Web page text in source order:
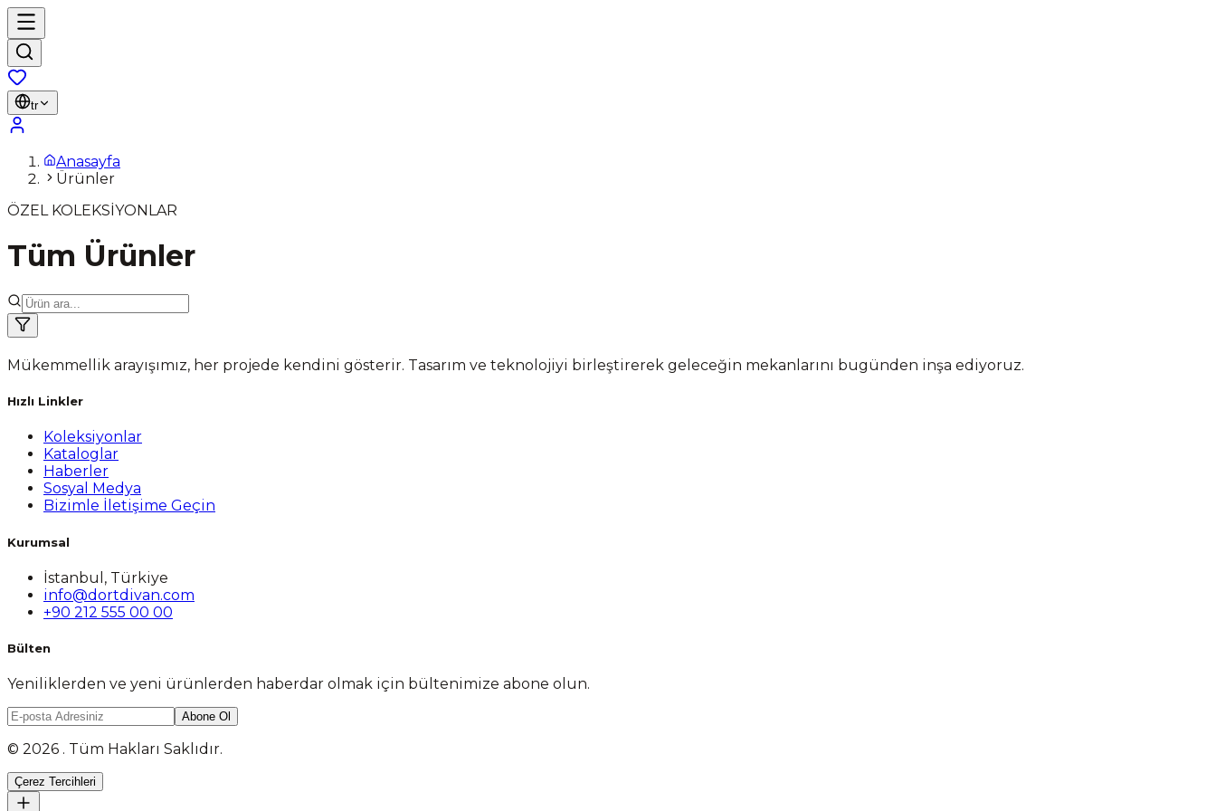
tr
Anasayfa
Ürünler
ÖZEL KOLEKSİYONLAR
Tüm Ürünler
Mükemmellik arayışımız, her projede kendini gösterir. Tasarım ve teknolojiyi birleştirerek geleceğin mekanlarını bugünden inşa ediyoruz.
Hızlı Linkler
Koleksiyonlar
Kataloglar
Haberler
Sosyal Medya
Bizimle İletişime Geçin
Kurumsal
İstanbul, Türkiye
info@dortdivan.com
+90 212 555 00 00
Bülten
Yeniliklerden ve yeni ürünlerden haberdar olmak için bültenimize abone olun.
Abone Ol
© 2026 . Tüm Hakları Saklıdır.
Çerez Tercihleri